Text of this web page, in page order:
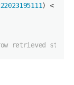
) <
retrieved